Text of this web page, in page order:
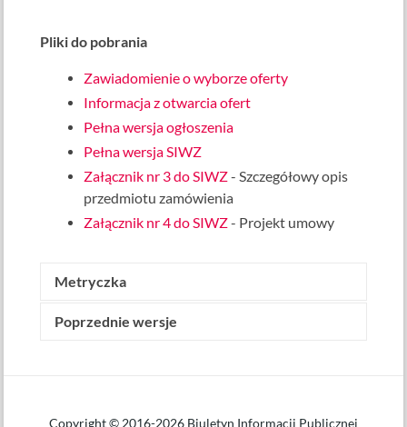
Pliki do pobrania
Zawiadomienie o wyborze oferty
Informacja z otwarcia ofert
Pełna wersja ogłoszenia
Pełna wersja SIWZ
Załącznik nr 3 do SIWZ- Szczegółowy opis
przedmiotu zamówienia
Załącznik nr 4 do SIWZ- Projekt umowy
Metryczka
Wytworzone przez:
10.17
Poprzednie wersje
Copyright © 2016-2026 Biuletyn Informacji Publicznej